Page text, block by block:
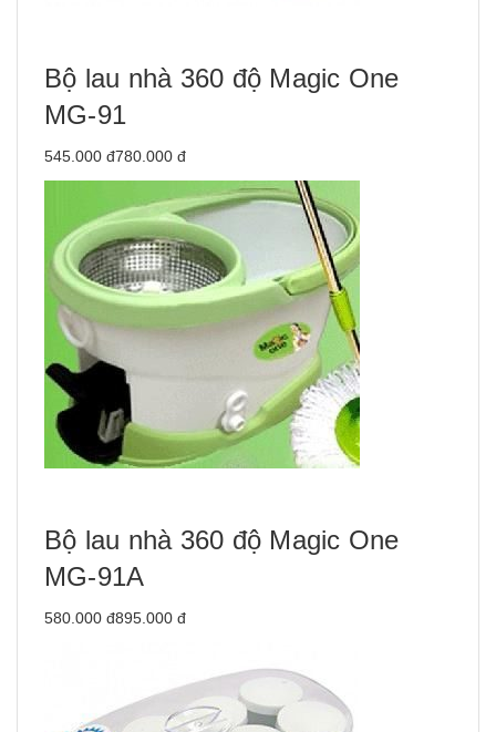
Bộ lau nhà 360 độ Magic One
MG-91
545.000 đ780.000 đ
Bộ lau nhà 360 độ Magic One
MG-91A
580.000 đ895.000 đ